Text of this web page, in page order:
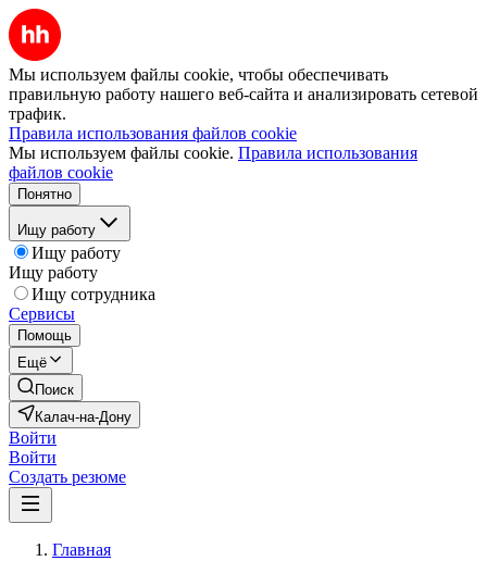
Мы используем файлы cookie, чтобы обеспечивать
правильную работу нашего веб-сайта и анализировать сетевой
трафик.
Правила использования файлов cookie
Мы используем файлы cookie. Правила использования
файлов cookie
Понятно
Ищу работу
Ищу работу
Ищу работу
Ищу сотрудника
Сервисы
Помощь
Ещё
Поиск
Калач-на-Дону
Войти
Войти
Создать резюме
Главная